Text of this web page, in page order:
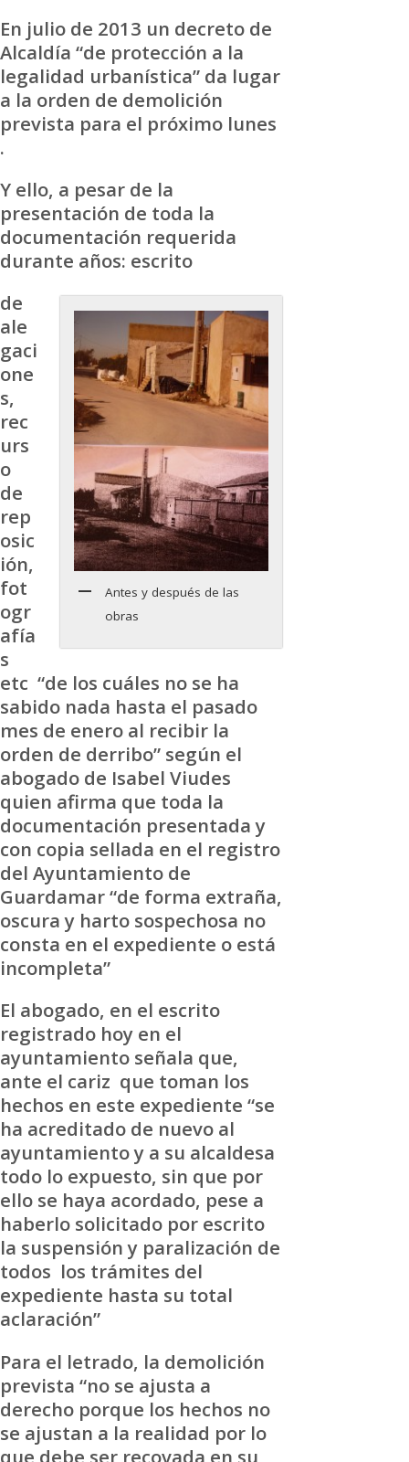
En julio de 2013 un decreto de
Alcaldía “de protección a la
legalidad urbanística” da lugar
a la orden de demolición
prevista para el próximo lunes
.
Y ello, a pesar de la
presentación de toda la
documentación requerida
durante años: escrito
Antes y después de las
obras
de
ale
gaci
one
s,
rec
urs
o
de
rep
osic
ión,
fot
ogr
afía
s
etc “de los cuáles no se ha
sabido nada hasta el pasado
mes de enero al recibir la
orden de derribo” según el
abogado de Isabel Viudes
quien afirma que toda la
documentación presentada y
con copia sellada en el registro
del Ayuntamiento de
Guardamar “de forma extraña,
oscura y harto sospechosa no
consta en el expediente o está
incompleta”
El abogado, en el escrito
registrado hoy en el
ayuntamiento señala que,
ante el cariz que toman los
hechos en este expediente “se
ha acreditado de nuevo al
ayuntamiento y a su alcaldesa
todo lo expuesto, sin que por
ello se haya acordado, pese a
haberlo solicitado por escrito
la suspensión y paralización de
todos los trámites del
expediente hasta su total
aclaración”
Para el letrado, la demolición
prevista “no se ajusta a
derecho porque los hechos no
se ajustan a la realidad por lo
que debe ser recovada en su